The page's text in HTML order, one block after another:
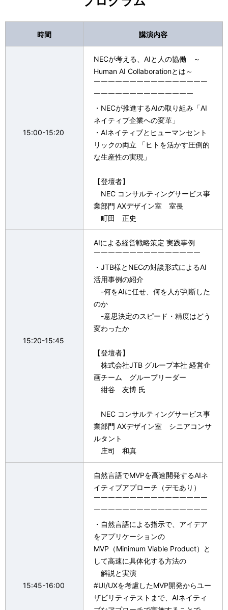
時間 講演内容
15:00-15:20
NECが考える、AIと人の協働 ～
Human AI Collaborationとは～
￣￣￣￣￣￣￣￣￣￣￣￣￣￣￣￣
￣￣￣￣￣￣￣￣￣￣￣￣￣￣
・NECが推進するAIの取り組み「AI
ネイティブ企業への変革」​
・AIネイティブとヒューマンセント
リックの両立 「ヒトを活かす圧倒的
な生産性の実現」
【登壇者】
NEC コンサルティングサービス事
業部門 AXデザイン室 室長
町田 正史
15:20-15:45
AIによる経営戦略策定 実践事例​
￣￣￣￣￣￣￣￣￣￣￣￣￣￣￣
・JTB様とNECの対談形式によるAI
活用事例の紹介​
-何をAIに任せ、何を人が判断した
のか​
-意思決定のスピード・精度はどう
変わったか
【登壇者】
株式会社JTB グループ本社 経営企
画チーム グループリーダー
紺谷 友博 氏
NEC コンサルティングサービス事
業部門 AXデザイン室 シニアコンサ
ルタント
庄司 和真
15:45-16:00
自然言語でMVPを高速開発するAIネ
イティブアプローチ（デモあり）​
￣￣￣￣￣￣￣￣￣￣￣￣￣￣￣￣
￣￣￣￣￣￣￣￣￣￣￣￣￣￣￣￣
・自然言語による指示で、アイデア
をアプリケーションの
MVP（Minimum Viable Product）と
して​高速に具体化する方法の
解説と実演​
#UI/UXを考慮したMVP開発からユー
ザビリティテストまで、AIネイティ